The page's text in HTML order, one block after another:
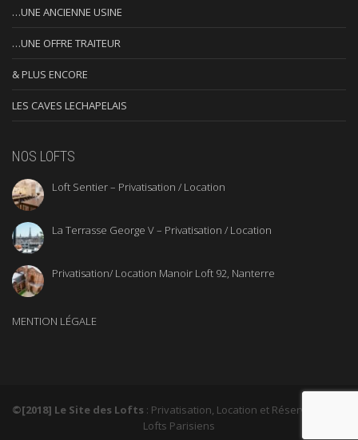
…UNE ANCIENNE USINE
…UNE OFFRE TRAITEUR
& PLUS ENCORE
LES CAVES LECHAPELAIS
NOS LOFTS
Loft Sentier – Privatisation / Location
La Terrasse George V – Privatisation / Location
Privatisation/ Location Manoir Loft 92, Nanterre
MENTION LÉGALE
©[2018] Le Site des Lofts : Privatisation, Location et Réservation de
Lofts Parisiens